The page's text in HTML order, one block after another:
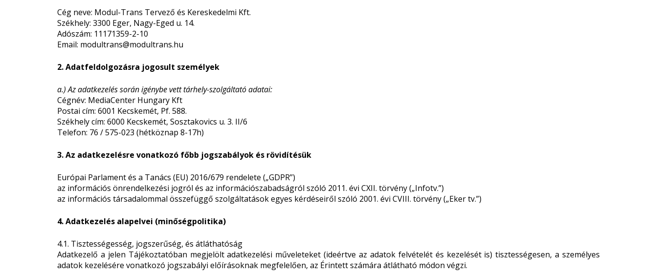
Cég neve: Modul-Trans Tervező és Kereskedelmi Kft.
Székhely: 3300 Eger, Nagy-Eged u. 14.
Adószám: 11171359-2-10
Email: modultrans@modultrans.hu
2. Adatfeldolgozásra jogosult személyek
a.) Az adatkezelés során igénybe vett tárhely-szolgáltató adatai:
Cégnév: MediaCenter Hungary Kft
Postai cím: 6001 Kecskemét, Pf. 588.
Székhely cím: 6000 Kecskemét, Sosztakovics u. 3. II/6
Telefon: 76 / 575-023 (hétköznap 8-17h)
3. Az adatkezelésre vonatkozó főbb jogszabályok és rövidítésük
Európai Parlament és a Tanács (EU) 2016/679 rendelete („GDPR”)
az információs önrendelkezési jogról és az információszabadságról szóló 2011. évi CXII. törvény („Infotv.”)
az információs társadalommal összefüggő szolgáltatások egyes kérdéseiről szóló 2001. évi CVIII. törvény („Eker tv.”)
4. Adatkezelés alapelvei (minőségpolitika)
4.1. Tisztességesség, jogszerűség, és átláthatóság
Adatkezelő a jelen Tájékoztatóban megjelölt adatkezelési műveleteket (ideértve az adatok felvételét és kezelését is) tisztességesen, a személyes
adatok kezelésére vonatkozó jogszabályi előírásoknak megfelelően, az Érintett számára átlátható módon végzi.